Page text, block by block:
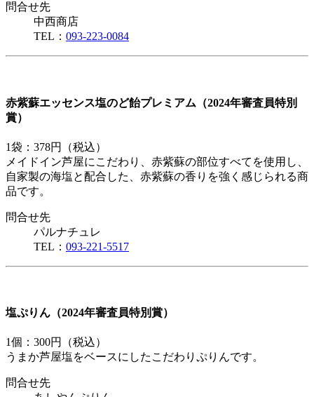
問合せ先
中西商店
TEL： 093-223-0084
赤紫蘇エッセンス塩のど飴プレミアム（2024年審査員特別
賞）
1袋：378円（税込）
メイドイン芦屋にこだわり、赤紫蘇の部位すべてを使用し、
自家製の海塩と配合した、赤紫蘇の香りを強く感じられる商
品です。
問合せ先
パルナチュレ
TEL： 093-221-5517
塩ぷりん（2024年審査員特別賞）
1個：300円（税込）
うまか芦屋塩をベースにしたこだわりぷりんです。
問合せ先